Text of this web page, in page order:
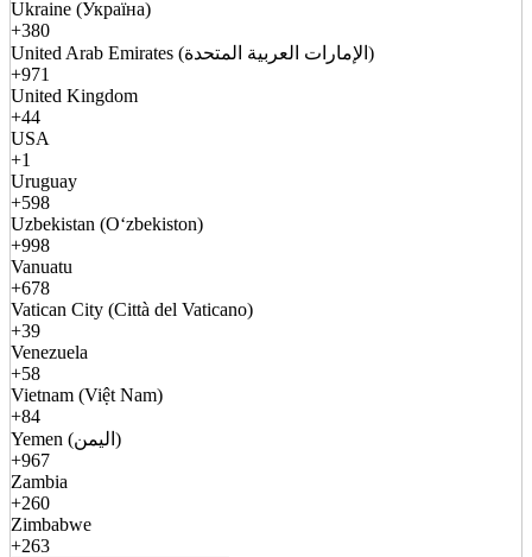
Ukraine (Україна)
+380
United Arab Emirates (الإمارات العربية المتحدة)
+971
United Kingdom
+44
USA
+1
Uruguay
+598
Uzbekistan (Oʻzbekiston)
+998
Vanuatu
+678
Vatican City (Città del Vaticano)
+39
Venezuela
+58
Vietnam (Việt Nam)
+84
Yemen (اليمن)
+967
Zambia
+260
Zimbabwe
+263